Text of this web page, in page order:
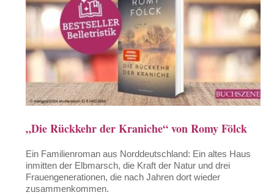
„Die Rückkehr der Kraniche“ von Romy Fölck
Ein Familienroman aus Norddeutschland: Ein altes Haus
inmitten der Elbmarsch, die Kraft der Natur und drei
Frauengenerationen, die nach Jahren dort wieder
zusammenkommen.